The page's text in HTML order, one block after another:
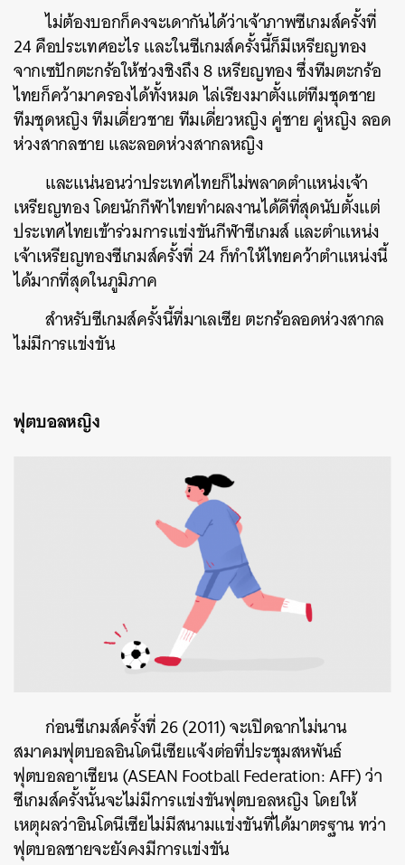
ไม่ต้องบอกก็คงจะเดากันได้ว่าเจ้าภาพซีเกมส์ครั้งที่
24 คือประเทศอะไร และในซีเกมส์ครั้งนี้ก็มีเหรียญทอง
จากเซปักตะกร้อให้ช่วงชิงถึง 8 เหรียญทอง ซึ่งทีมตะกร้อ
ไทยก็คว้ามาครองได้ทั้งหมด ไล่เรียงมาตั้งแต่ทีมชุดชาย
ทีมชุดหญิง ทีมเดี่ยวชาย ทีมเดี่ยวหญิง คู่ชาย คู่หญิง ลอด
ห่วงสากลชาย และลอดห่วงสากลหญิง
และแน่นอนว่าประเทศไทยก็ไม่พลาดตำแหน่งเจ้า
เหรียญทอง โดยนักกีฬาไทยทำผลงานได้ดีที่สุดนับตั้งแต่
ประเทศไทยเข้าร่วมการแข่งขันกีฬาซีเกมส์ และตำแหน่ง
เจ้าเหรียญทองซีเกมส์ครั้งที่ 24 ก็ทำให้ไทยคว้าตำแหน่งนี้
ได้มากที่สุดในภูมิภาค
สำหรับซีเกมส์ครั้งนี้ที่มาเลเซีย ตะกร้อลอดห่วงสากล
ไม่มีการแข่งขัน
ฟุตบอลหญิง
ก่อนซีเกมส์ครั้งที่ 26 (2011) จะเปิดฉากไม่นาน
สมาคมฟุตบอลอินโดนีเซียแจ้งต่อที่ประชุมสหพันธ์
ฟุตบอลอาเซียน (ASEAN Football Federation: AFF) ว่า
ซีเกมส์ครั้งนั้นจะไม่มีการแข่งขันฟุตบอลหญิง โดยให้
เหตุผลว่าอินโดนีเซียไม่มีสนามแข่งขันที่ได้มาตรฐาน ทว่า
ฟุตบอลชายจะยังคงมีการแข่งขัน
ค้นหา
SHARE TWEET LINE EMAIL